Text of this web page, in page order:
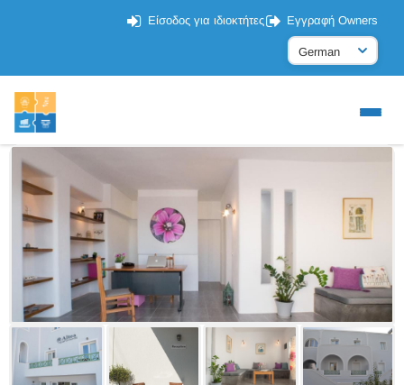
Είσοδος για ιδιοκτήτες Εγγραφή Owners